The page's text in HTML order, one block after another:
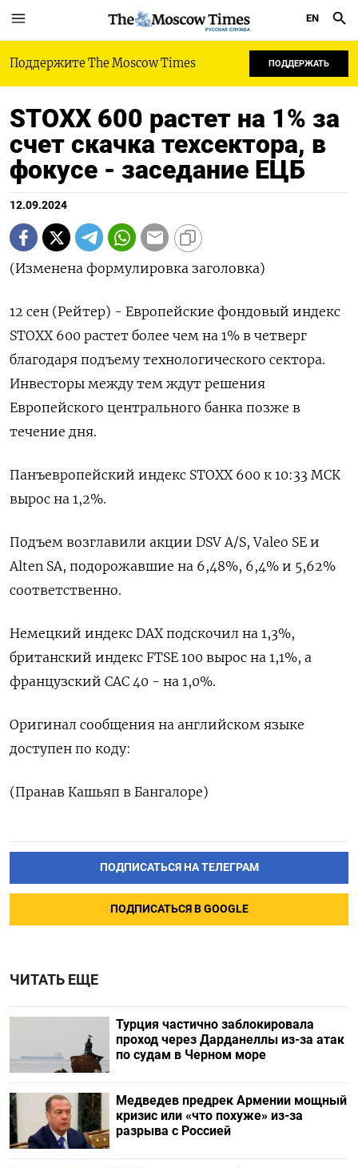
РУССКАЯ СЛУЖБА
EN
Поддержите The Moscow Times ПОДДЕРЖАТЬ
STOXX 600 растет на 1% за
счет скачка техсектора, в
фокусе - заседание ЕЦБ
12.09.2024
(Изменена формулировка заголовка)
12 сен (Рейтер) - Европейские фондовый индекс
STOXX 600 растет более чем на 1% в четверг
благодаря подъему технологического сектора.
Инвесторы между тем ждут решения
Европейского центрального банка позже в
течение дня.
Панъевропейский индекс STOXX 600 к 10:33 МСК
вырос на 1,2%.
Подъем возглавили акции DSV A/S, Valeo SE и
Alten SA, подорожавшие на 6,48%, 6,4% и 5,62%
соответственно.
Немецкий индекс DAX подскочил на 1,3%,
британский индекс FTSE 100 вырос на 1,1%, а
французский CAC 40 - на 1,0%.
Оригинал сообщения на английском языке
доступен по коду:
(Пранав Кашьяп в Бангалоре)
ПОДПИСАТЬСЯ НА ТЕЛЕГРАМ
ПОДПИСАТЬСЯ В GOOGLE
ЧИТАТЬ ЕЩЕ
Турция частично заблокировала
проход через Дарданеллы из-за атак
по судам в Черном море
Медведев предрек Армении мощный
кризис или «что похуже» из-за
разрыва с Россией